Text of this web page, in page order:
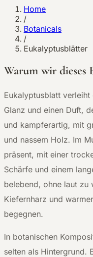
Home
/
Botanicals
/
Eukalyptusblätter
Warum wir dieses
Eukalyptusblatt
Glanz und einen Duft,
und kampferartig, mit
und nassem Holz. Im
präsent, mit einer
Schärfe und einem
belebend, ohne laut zu
Kiefernharz und
begegnen.
In botanischen
selten als Hintergrund.